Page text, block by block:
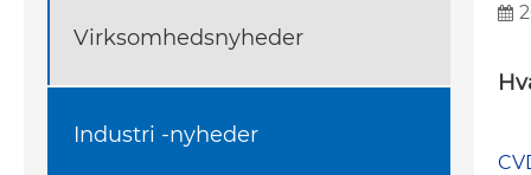
Virksomhedsnyheder
Industri -nyheder